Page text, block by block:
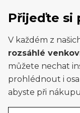
Přijeďte si
V každém z
rozsáhlé
můžete nechat
prohlédnout i
abyste při